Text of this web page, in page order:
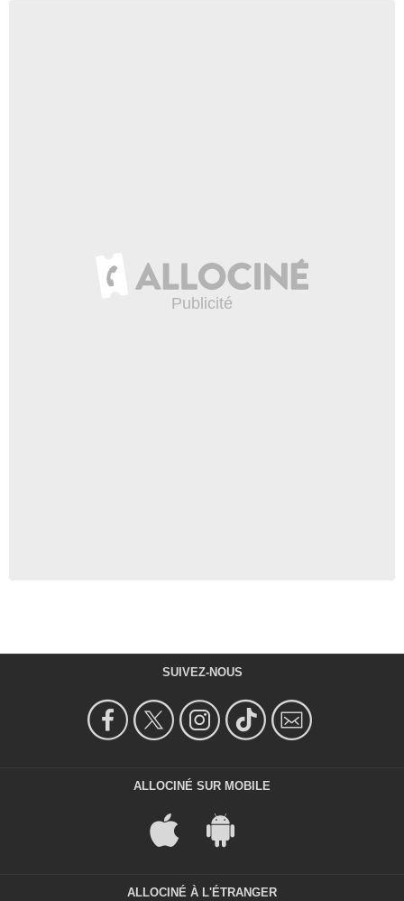
SUIVEZ-NOUS
ALLOCINÉ SUR MOBILE
ALLOCINÉ À L'ÉTRANGER